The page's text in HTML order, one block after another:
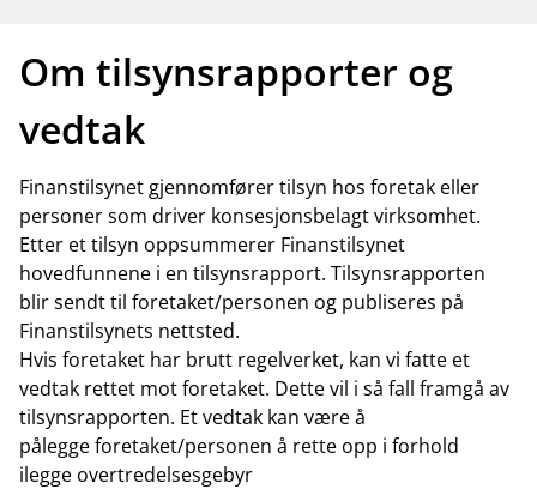
Om tilsynsrapporter og
vedtak
Finanstilsynet gjennomfører tilsyn hos foretak eller
personer som driver konsesjonsbelagt virksomhet.
Etter et tilsyn oppsummerer Finanstilsynet
hovedfunnene i en tilsynsrapport. Tilsynsrapporten
blir sendt til foretaket/personen og publiseres på
Finanstilsynets nettsted.
Hvis foretaket har brutt regelverket, kan vi fatte et
vedtak rettet mot foretaket. Dette vil i så fall framgå av
tilsynsrapporten. Et vedtak kan være å
pålegge foretaket/personen å rette opp i forhold
ilegge overtredelsesgebyr